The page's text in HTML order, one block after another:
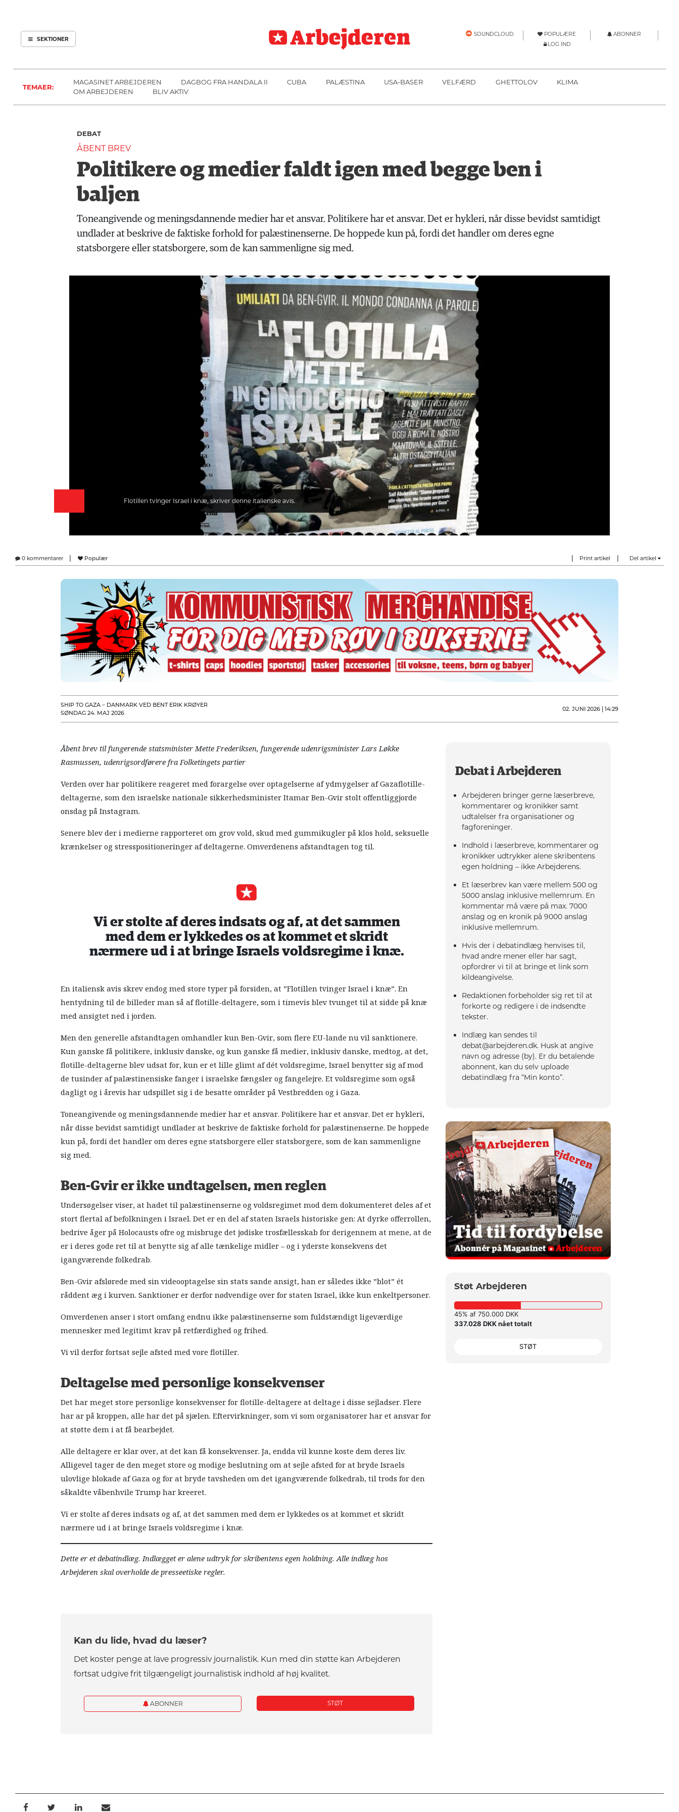
SEKTIONER
ARBEJDEREN
MENER
UDLAND
BLOGS
LÆSER
SOUNDCLOUD
ABONNER
LOG IND
OM
SEKTIONER
SOUNDCLOUD POPULÆRE
ABONNER
LOG IND
TEMAER:
MAGASINET ARBEJDEREN DAGBOG FRA HANDALA II CUBA PALÆSTINA USA-BASER VELFÆRD GHETTOLOV
KLIMA
OM ARBEJDEREN
BLIV AKTIV
DEBAT
ÅBENT BREV
Politikere og medier faldt igen med begge ben i
baljen
Toneangivende og meningsdannende medier har et ansvar. Politikere har et ansvar. Det er hykleri, når disse bevidst samtidigt
undlader at beskrive de faktiske forhold for palæstinenserne. De hoppede kun på, fordi det handler om deres egne
statsborgere eller statsborgere, som de kan sammenligne sig med.
Flotillen tvinger Israel i knæ, skriver denne italienske avis.
0 kommentarer Populær Print artikel Del artikel
SHIP TO GAZA – DANMARK VED BENT ERIK KRØYER
SØNDAG 24. MAJ 2026
02. JUNI 2026 | 14:29
Åbent brev til fungerende statsminister Mette Frederiksen, fungerende udenrigsminister Lars Løkke
Rasmussen, udenrigsordførere fra Folketingets partier
Verden over har politikere reageret med forargelse over optagelserne af ydmygelser af Gazaflotille-
deltagerne, som den israelske nationale sikkerhedsminister Itamar Ben-Gvir stolt offentliggjorde
onsdag på Instagram.
Senere blev der i medierne rapporteret om grov vold, skud med gummikugler på klos hold, seksuelle
krænkelser og stresspositioneringer af deltagerne. Omverdenens afstandtagen tog til.
Vi er stolte af deres indsats og af, at det sammen
med dem er lykkedes os at kommet et skridt
nærmere ud i at bringe Israels voldsregime i knæ.
En italiensk avis skrev endog med store typer på forsiden, at ”Flotillen tvinger Israel i knæ”. En
hentydning til de billeder man så af flotille-deltagere, som i timevis blev tvunget til at sidde på knæ
med ansigtet ned i jorden.
Men den generelle afstandtagen omhandler kun Ben-Gvir, som flere EU-lande nu vil sanktionere.
Kun ganske få politikere, inklusiv danske, og kun ganske få medier, inklusiv danske, medtog, at det,
flotille-deltagerne blev udsat for, kun er et lille glimt af dét voldsregime, Israel benytter sig af mod
de tusinder af palæstinensiske fanger i israelske fængsler og fangelejre. Et voldsregime som også
dagligt og i årevis har udspillet sig i de besatte områder på Vestbredden og i Gaza.
Toneangivende og meningsdannende medier har et ansvar. Politikere har et ansvar. Det er hykleri,
når disse bevidst samtidigt undlader at beskrive de faktiske forhold for palæstinenserne. De hoppede
kun på, fordi det handler om deres egne statsborgere eller statsborgere, som de kan sammenligne
sig med.
Ben-Gvir er ikke undtagelsen, men reglen
Undersøgelser viser, at hadet til palæstinenserne og voldsregimet mod dem dokumenteret deles af et
stort flertal af befolkningen i Israel. Det er en del af staten Israels historiske gen: At dyrke offerrollen,
bedrive åger på Holocausts ofre og misbruge det jødiske trosfællesskab for derigennem at mene, at de
er i deres gode ret til at benytte sig af alle tænkelige midler – og i yderste konsekvens det
igangværende folkedrab.
Ben-Gvir afslørede med sin videooptagelse sin stats sande ansigt, han er således ikke ”blot” ét
råddent æg i kurven. Sanktioner er derfor nødvendige over for staten Israel, ikke kun enkeltpersoner.
Omverdenen anser i stort omfang endnu ikke palæstinenserne som fuldstændigt ligeværdige
mennesker med legitimt krav på retfærdighed og frihed.
Vi vil derfor fortsat sejle afsted med vore flotiller.
Deltagelse med personlige konsekvenser
Det har meget store personlige konsekvenser for flotille-deltagere at deltage i disse sejladser. Flere
har ar på kroppen, alle har det på sjælen. Eftervirkninger, som vi som organisatorer har et ansvar for
at støtte dem i at få bearbejdet.
Alle deltagere er klar over, at det kan få konsekvenser. Ja, endda vil kunne koste dem deres liv.
Alligevel tager de den meget store og modige beslutning om at sejle afsted for at bryde Israels
ulovlige blokade af Gaza og for at bryde tavsheden om det igangværende folkedrab, til trods for den
såkaldte våbenhvile Trump har kreeret.
Vi er stolte af deres indsats og af, at det sammen med dem er lykkedes os at kommet et skridt
nærmere ud i at bringe Israels voldsregime i knæ.
Dette er et debatindlæg. Indlægget er alene udtryk for skribentens egen holdning. Alle indlæg hos
Arbejderen skal overholde de presseetiske regler.
Kan du lide, hvad du læser?
Det koster penge at lave progressiv journalistik. Kun med din støtte kan Arbejderen
fortsat udgive frit tilgængeligt journalistisk indhold af høj kvalitet.
ABONNER STØT
Debat i Arbejderen
Arbejderen bringer gerne læserbreve,
kommentarer og kronikker samt
udtalelser fra organisationer og
fagforeninger.
Indhold i læserbreve, kommentarer og
kronikker udtrykker alene skribentens
egen holdning – ikke Arbejderens.
Et læserbrev kan være mellem 500 og
5000 anslag inklusive mellemrum. En
kommentar må være på max. 7000
anslag og en kronik på 9000 anslag
inklusive mellemrum.
Hvis der i debatindlæg henvises til,
hvad andre mener eller har sagt,
opfordrer vi til at bringe et link som
kildeangivelse.
Redaktionen forbeholder sig ret til at
forkorte og redigere i de indsendte
tekster.
Indlæg kan sendes til
debat@arbejderen.dk. Husk at angive
navn og adresse (by). Er du betalende
abonnent, kan du selv uploade
debatindlæg fra “Min konto”.
Støt Arbejderen
45% af 750.000 DKK
337.028 DKK nået totalt
STØT